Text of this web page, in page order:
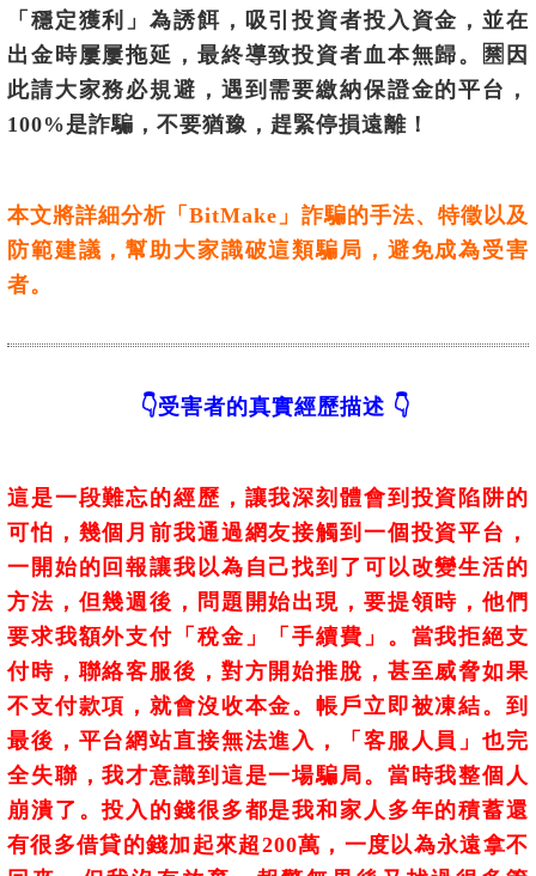
「穩定獲利」為誘餌，吸引投資者投入資金，並在
出金時屢屢拖延，最終導致投資者血本無歸。🈲因
此請大家務必規避，遇到需要繳納保證金的平台，
100%是詐騙，不要猶豫，趕緊停損遠離！
本文將詳細分析「BitMake 」詐騙的手法、特徵以及
防範建議，幫助大家識破這類騙局，避免成為受害
者。
👇受害者的真實經歷描述 👇
這是一段難忘的經歷，讓我深刻體會到投資陷阱的
可怕，幾個月前我通過網友接觸到一個投資平台，
一開始的回報讓我以為自己找到了可以改變生活的
方法，但幾週後，問題開始出現，要提領時，他們
要求我額外支付「稅金」「手續費」。當我拒絕支
付時，聯絡客服後，對方開始推脫，甚至威脅如果
不支付款項，就會沒收本金。帳戶立即被凍結。到
最後，平台網站直接無法進入，「客服人員」也完
全失聯，我才意識到這是一場騙局。當時我整個人
崩潰了。投入的錢很多都是我和家人多年的積蓄還
有很多借貸的錢加起來超200萬，一度以為永遠拿不